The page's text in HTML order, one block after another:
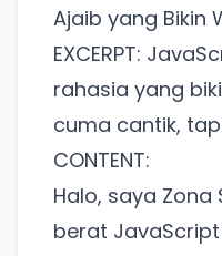
Ajaib yang Bikin
EXCERPT:
rahasia yang
cuma cantik,
CONTENT:
Halo, saya
berat